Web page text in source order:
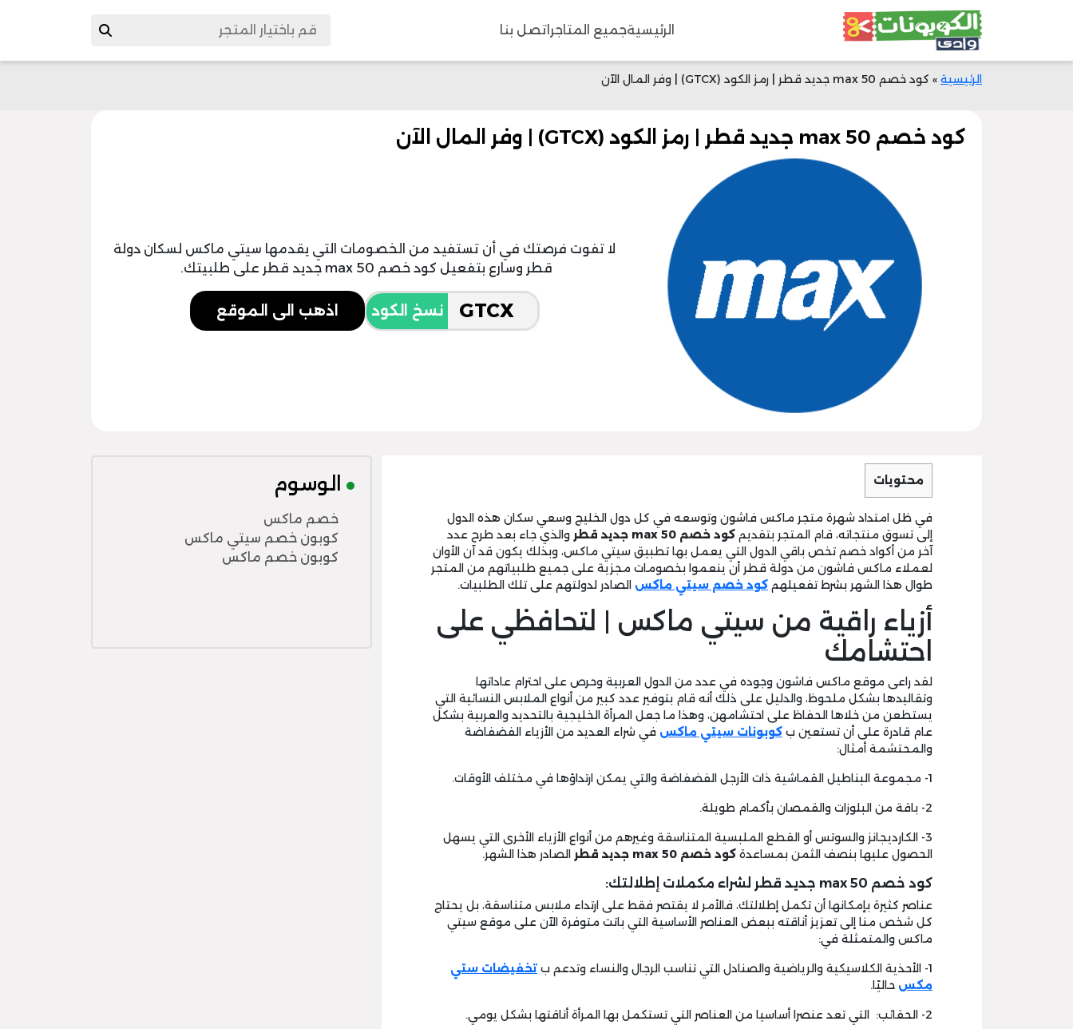
الرئيسيةجميع المتاجر اتصل بنا
الرئيسية » كود خصم max 50 جديد قطر | رمز الكود (GTCX) | وفر المال الآن
كود خصم max 50 جديد قطر | رمز الكود (GTCX) | وفر المال الآن
لا تفوت فرصتك في أن تستفيد من الخصومات التي يقدمها سيتي ماكس لسكان دولة
قطر وسارع بتفعيل كود خصم max 50 جديد قطر على طلبيتك.
نسخ الكود اذهب الى الموقع
محتويات
في ظل امتداد شهرة متجر ماكس فاشون وتوسعه في كل دول الخليج وسعي سكان هذه الدول
إلى تسوق منتجاته، قام المتجر بتقديم كود خصم max 50 جديد قطر
والذي جاء بعد طرح عدد
آخر من أكواد خصم تخص باقي الدول التي يعمل بها تطبيق سيتي ماكس، وبذلك يكون قد آن الأوان
لعملاء ماكس فاشون من دولة قطر أن ينعموا بخصومات مجزية على جميع طلبياتهم من المتجر
طوال هذا الشهر بشرط تفعيلهم كود خصم سيتي ماكس الصادر لدولتهم على تلك الطلبيات.
أزياء راقية من سيتي ماكس | لتحافظي على
احتشامك
لقد راعى موقع ماكس فاشون وجوده في عدد من الدول العربية وحرص على احترام عاداتها
وتقاليدها بشكل ملحوظ، والدليل على ذلك أنه قام بتوفير عدد كبير من أنواع الملابس النسائية التي
يستطعن من خلاها الحفاظ على احتشامهن، وهذا ما جعل المرأة الخليجية بالتحديد والعربية بشكل
عام قادرة على أن تستعين ب كوبونات سيتي ماكس في شراء العديد من الأزياء الفضفاضة
والمحتشمة أمثال:
1- مجموعة البناطيل القماشية ذات الأرجل الفضفاضة والتي يمكن ارتداؤها في مختلف الأوقات.
2- باقة من البلوزات والقمصان بأكمام طويلة.
3- الكارديجانز والسوتس أو القطع الملبسية المتناسقة وغيرهم من أنواع الأزياء الأخرى التي يسهل
الحصول عليها بنصف الثمن بمساعدة كود خصم max 50 جديد قطر الصادر هذا الشهر.
كود خصم max 50 جديد قطر لشراء مكملات إطلالتك:
عناصر كثيرة بإمكانها أن تكمل إطلالتك، فالأمر لا يقتصر فقط على ارتداء ملابس متناسقة، بل يحتاج
كل شخص منا إلى تعزيز أناقته ببعض العناصر الأساسية التي باتت متوفرة الآن على موقع سيتي
ماكس والمتمثلة في:
1- الأحذية الكلاسيكية والرياضية والصنادل التي تناسب الرجال والنساء وتدعم ب
تخفيضات ستي
مكس حاليًا.
2- الحقائب: التي تعد عنصرا أساسيا من العناصر التي تستكمل بها المرأة أناقتها بشكل يومي.
الوسوم
خصم ماكس
كوبون خصم سيتي ماكس
كوبون خصم ماكس